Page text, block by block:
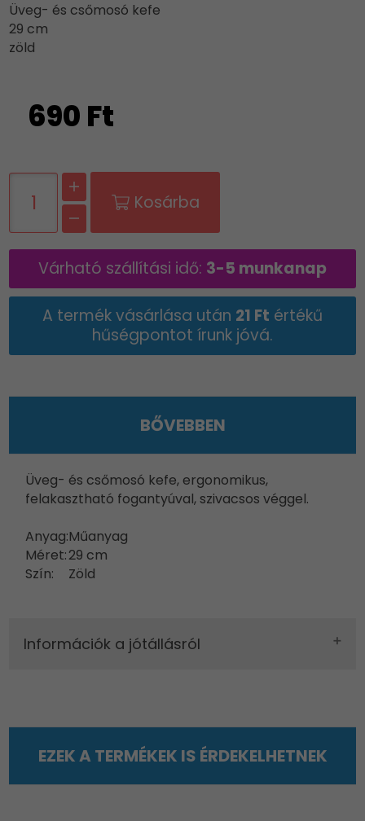
Üveg- és csőmosó kefe
29 cm
zöld
690 Ft
Kosárba
Várható szállítási idő: 3-5 munkanap
A termék vásárlása után 21 Ft értékű
hűségpontot írunk jóvá.
BŐVEBBEN
Üveg- és csőmosó kefe, ergonomikus,
felakasztható fogantyúval, szivacsos véggel.
Anyag:Műanyag
Méret:29 cm
Szín:
Zöld
Információk a jótállásról
EZEK A TERMÉKEK IS ÉRDEKELHETNEK